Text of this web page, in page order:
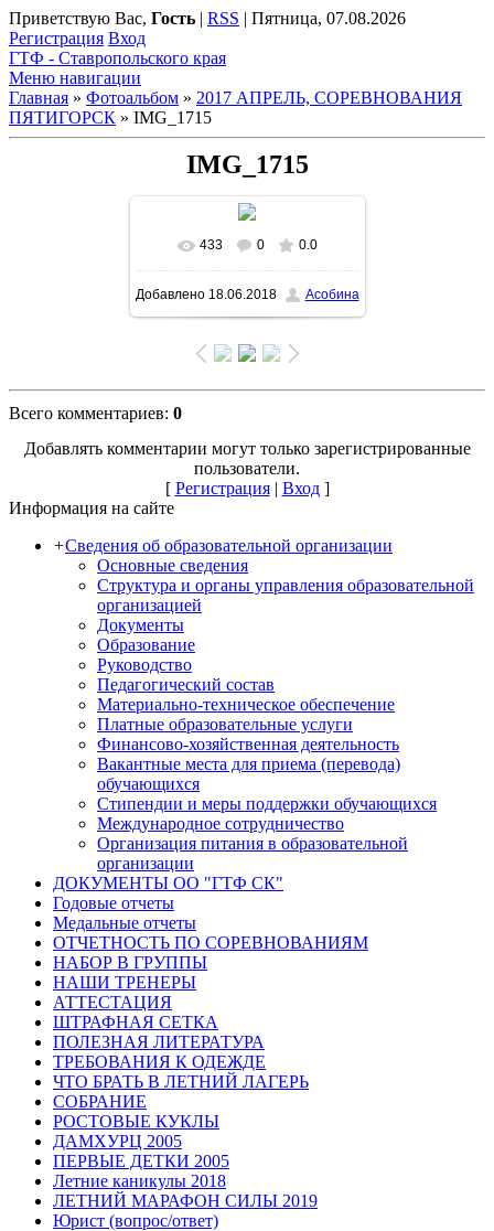
Приветствую Вас, Гость | RSS | Пятница, 07.08.2026
Регистрация Вход
ГТФ - Ставропольского края
Меню навигации
Главная » Фотоальбом » 2017 АПРЕЛЬ, СОРЕВНОВАНИЯ
ПЯТИГОРСК » IMG_1715
IMG_1715
433 0 0.0
Добавлено18.06.2018 Асобина
Всего комментариев: 0
Добавлять комментарии могут только зарегистрированные
пользователи.
[ Регистрация| Вход]
Информация на сайте
+Сведения об образовательной организации
Основные сведения
Структура и органы управления образовательной
организацией
Документы
Образование
Руководство
Педагогический состав
Материально-техническое обеспечение
Платные образовательные услуги
Финансово-хозяйственная деятельность
Вакантные места для приема (перевода)
обучающихся
Стипендии и меры поддержки обучающихся
Международное сотрудничество
Организация питания в образовательной
организации
ДОКУМЕНТЫ ОО "ГТФ СК"
Годовые отчеты
Медальные отчеты
ОТЧЕТНОСТЬ ПО СОРЕВНОВАНИЯМ
НАБОР В ГРУППЫ
НАШИ ТРЕНЕРЫ
АТТЕСТАЦИЯ
ШТРАФНАЯ СЕТКА
ПОЛЕЗНАЯ ЛИТЕРАТУРА
ТРЕБОВАНИЯ К ОДЕЖДЕ
ЧТО БРАТЬ В ЛЕТНИЙ ЛАГЕРЬ
СОБРАНИЕ
РОСТОВЫЕ КУКЛЫ
ДАМХУРЦ 2005
ПЕРВЫЕ ДЕТКИ 2005
Летние каникулы 2018
ЛЕТНИЙ МАРАФОН СИЛЫ 2019
Юрист (вопрос/ответ)